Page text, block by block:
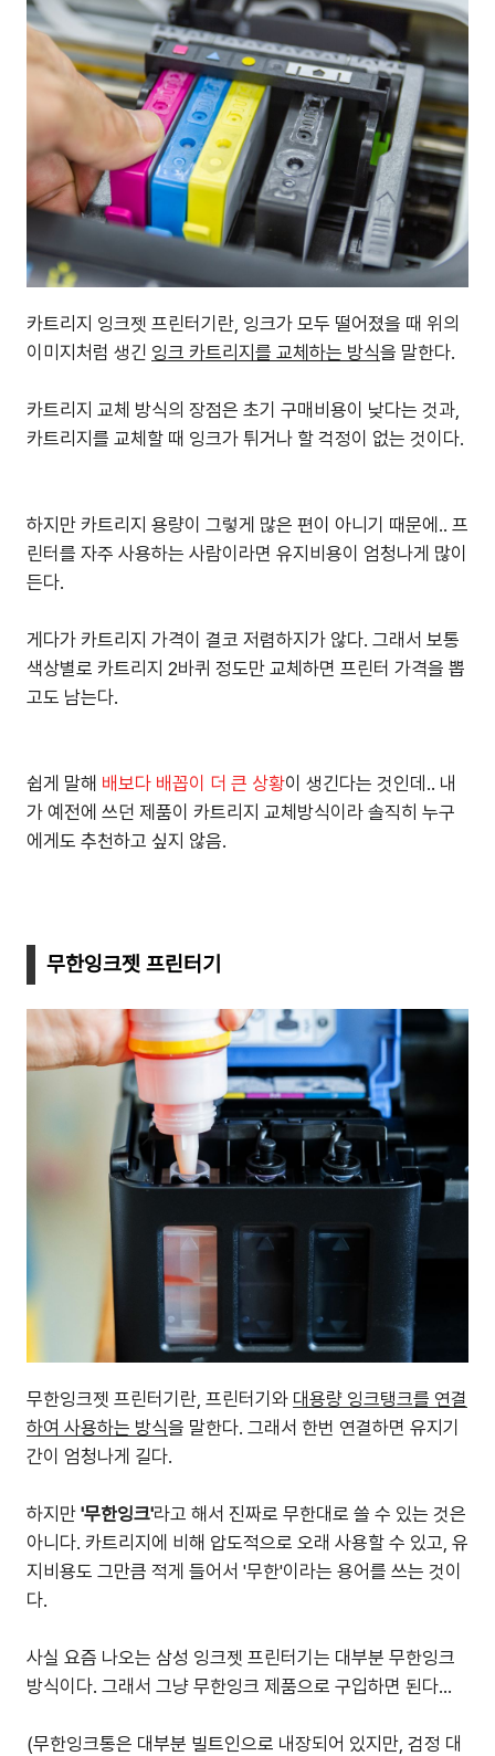
카트리지 잉크젯 프린터기란, 잉크가 모두 떨어졌을 때 위의
이미지처럼 생긴 잉크 카트리지를 교체하는 방식을 말한다.
카트리지 교체 방식의 장점은 초기 구매비용이 낮다는 것과,
카트리지를 교체할 때 잉크가 튀거나 할 걱정이 없는 것이다.
하지만 카트리지 용량이 그렇게 많은 편이 아니기 때문에.. 프
린터를 자주 사용하는 사람이라면 유지비용이 엄청나게 많이
든다.
게다가 카트리지 가격이 결코 저렴하지가 않다. 그래서 보통
색상별로 카트리지 2바퀴 정도만 교체하면 프린터 가격을 뽑
고도 남는다.
쉽게 말해 배보다 배꼽이 더 큰 상황이 생긴다는 것인데.. 내
가 예전에 쓰던 제품이 카트리지 교체방식이라 솔직히 누구
에게도 추천하고 싶지 않음.
무한잉크젯 프린터기
무한잉크젯 프린터기란, 프린터기와 대용량 잉크탱크를 연결
하여 사용하는 방식을 말한다. 그래서 한번 연결하면 유지기
간이 엄청나게 길다.
하지만 '무한잉크'라고 해서 진짜로 무한대로 쓸 수 있는 것은
아니다. 카트리지에 비해 압도적으로 오래 사용할 수 있고, 유
지비용도 그만큼 적게 들어서 '무한'이라는 용어를 쓰는 것이
다.
사실 요즘 나오는 삼성 잉크젯 프린터기는 대부분 무한잉크
방식이다. 그래서 그냥 무한잉크 제품으로 구입하면 된다...
(무한잉크통은 대부분 빌트인으로 내장되어 있지만, 검정 대